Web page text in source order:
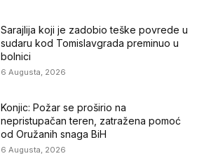
Sarajlija koji je zadobio teške povrede u
sudaru kod Tomislavgrada preminuo u
bolnici
6 Augusta, 2026
Konjic: Požar se proširio na
nepristupačan teren, zatražena pomoć
od Oružanih snaga BiH
6 Augusta, 2026